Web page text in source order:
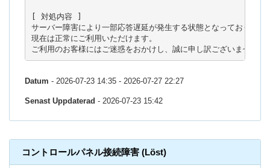
[ 対処内容 ]
サーバー障害により一部応答遅延が発生する状態となっておりまし
現在は正常にご利用いただけます。
ご利用のお客様にはご迷惑をおかけし、誠に申し訳ございませんで
Datum - 2026-07-23 14:35 - 2026-07-27 22:27
Senast Uppdaterad - 2026-07-23 15:42
コントロールパネル接続障害 (Löst)